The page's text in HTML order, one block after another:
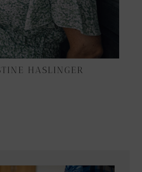
HASLINGER